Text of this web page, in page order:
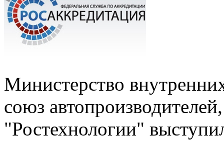
Министерство
союз
"Ростехнологии"